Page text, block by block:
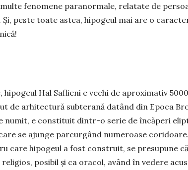
fenomene paranormale, relatate de
peste toate astea, hipogeul mai are o
Hal Sa­flieni e vechi de apro­xi­mativ
de arhitectură sub­terană datând din Epoca
numit, e con­stituit dintr-o serie de încăperi
se ajun­ge parcurgând nu­me­roase
care hipo­geul a fost cons­truit, se presupune
posibil şi ca oracol, având în vedere